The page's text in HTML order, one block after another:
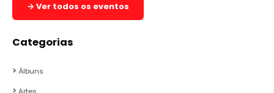
→ Ver todos os eventos
Categorias
Álbuns